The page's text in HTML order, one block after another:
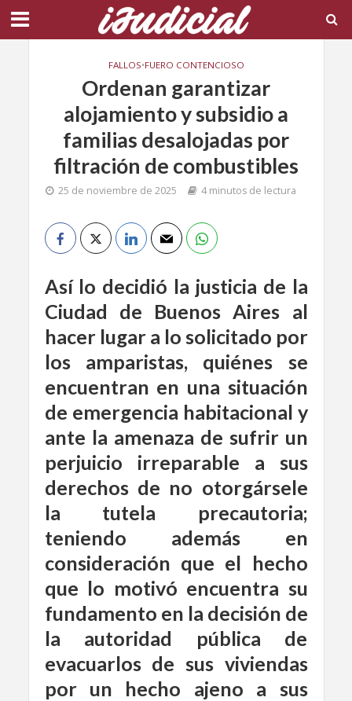
FALLOS•FUERO CONTENCIOSO
Ordenan garantizar
alojamiento y subsidio a
familias desalojadas por
filtración de combustibles
25 de noviembre de 2025 4 minutos de lectura
Así lo decidió la justicia de la
Ciudad de Buenos Aires al
hacer lugar a lo solicitado por
los amparistas, quiénes se
encuentran en una situación
de emergencia habitacional y
ante la amenaza de sufrir un
perjuicio irreparable a sus
derechos de no otorgársele
la tutela precautoria;
teniendo además en
consideración que el hecho
que lo motivó encuentra su
fundamento en la decisión de
la autoridad pública de
evacuarlos de sus viviendas
por un hecho ajeno a sus